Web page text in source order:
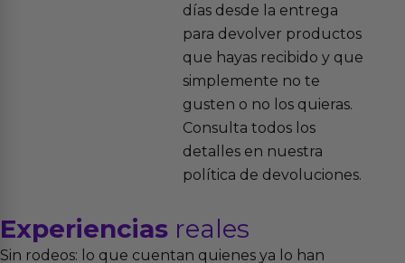
días desde la entrega
para devolver productos
que hayas recibido y que
simplemente no te
gusten o no los quieras.
Consulta todos los
detalles en nuestra
política de devoluciones.
Experiencias reales
Sin rodeos: lo que cuentan quienes ya lo han